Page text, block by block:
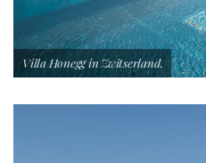
Villa Honegg in Zwitserland.